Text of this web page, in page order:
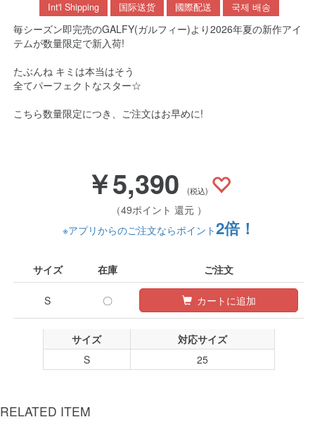
Int'l Shipping 国际送货 國際配送 국제 배송
毎シーズン即完売のGALFY(ガルフィー)より2026年夏の新作アイ
テムが数量限定で新入荷!
たぶんね キミは本当はそう
全てパーフェクトなスター☆
こちら数量限定につき、ご注文はお早めに!
￥5,390 (税込)
（49ポイント 還元 ）
※アプリからのご注文ならポイント2倍！
サイズ 在庫 ご注文
S 〇 カートに追加
サイズ
対応サイズ
S
25
RELATED ITEM